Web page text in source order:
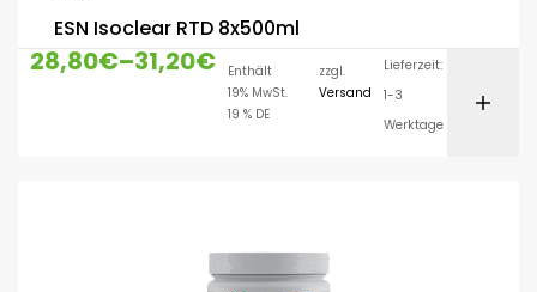
ESN Isoclear RTD 8x500ml
28,80€–31,20€
Enthält
19% MwSt.
19 % DE
zzgl.
Versand
Lieferzeit:
1-3
Werktage